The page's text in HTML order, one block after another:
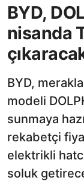
BYD,
nisanda
BYD,
modeli
sunmaya
rekabetçi
elektrikli
soluk